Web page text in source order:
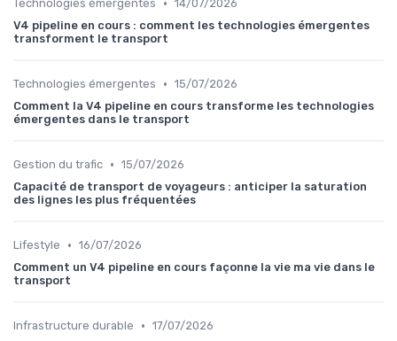
Technologies émergentes
14/07/2026
V4 pipeline en cours : comment les technologies émergentes
transforment le transport
Technologies émergentes • 15/07/2026
Comment la V4 pipeline en cours transforme les technologies
émergentes dans le transport
Gestion du trafic • 15/07/2026
Capacité de transport de voyageurs : anticiper la saturation
des lignes les plus fréquentées
Lifestyle • 16/07/2026
Comment un V4 pipeline en cours façonne la vie ma vie dans le
transport
Infrastructure durable • 17/07/2026